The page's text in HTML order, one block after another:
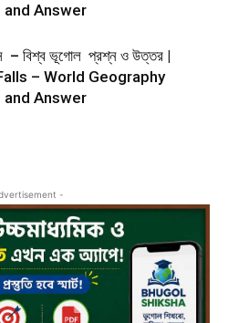
and Answer
– বিশ্ব ভূগোল প্রশ্ন ও উত্তর |
– World Geography
and Answer
-